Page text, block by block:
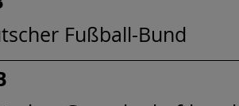
Fußball-Bund